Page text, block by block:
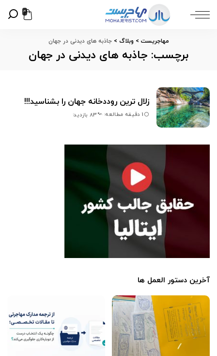
0
مهاجریست > وبلاگ >جاذبه های دیدنی در جهان
برچسب: جاذبه های دیدنی در جهان
زلال ترین روددخانه جهان را بشناسید!!!
1 دقیقه مطالعه 83 بازدید
آخرین دستور العمل ها